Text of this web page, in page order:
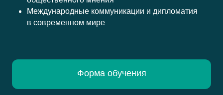
Международные коммуникации и дипломатия
в современном мире
Форма обучения